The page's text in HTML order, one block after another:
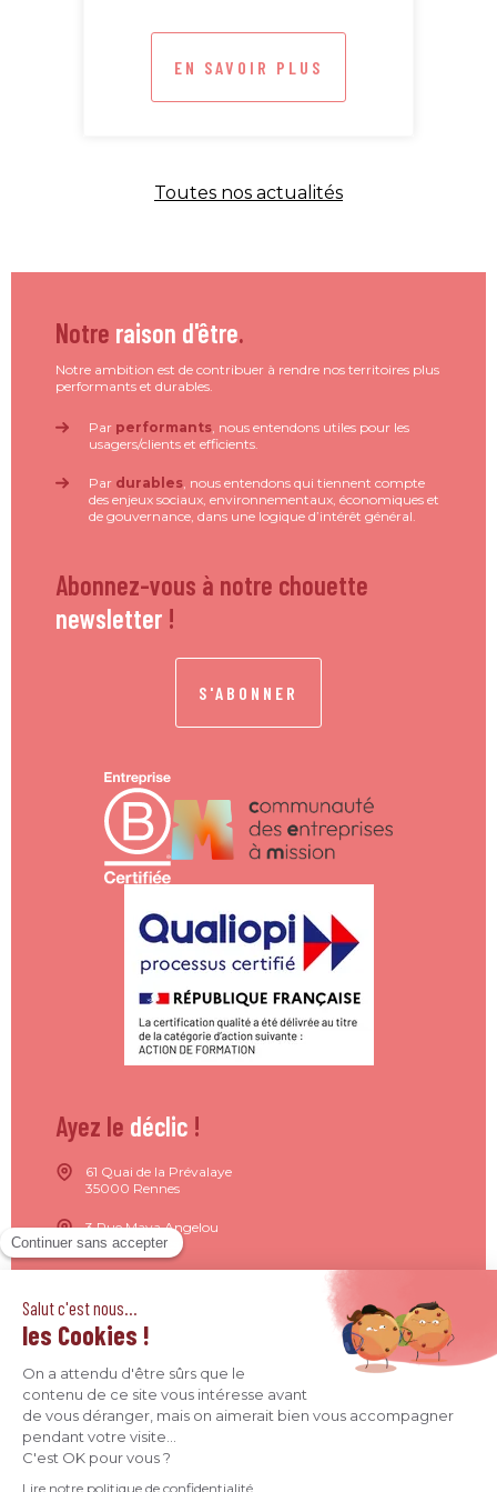
EN SAVOIR PLUS
Toutes nos actualités
Notre raison d'être.
Notre ambition est de contribuer à rendre nos territoires plus
performants et durables.
Par performants, nous entendons utiles pour les
usagers/clients et efficients.
Par durables, nous entendons qui tiennent compte
des enjeux sociaux, environnementaux, économiques et
de gouvernance, dans une logique d’intérêt général.
Abonnez-vous à notre chouette
newsletter !
S'ABONNER
Ayez le déclic !
61 Quai de la Prévalaye
35000 Rennes
3 Rue Maya Angelou
44200 Nantes
4 Quai Jean Moulin
09 71 37 26 34
contact@agence-declic.fr